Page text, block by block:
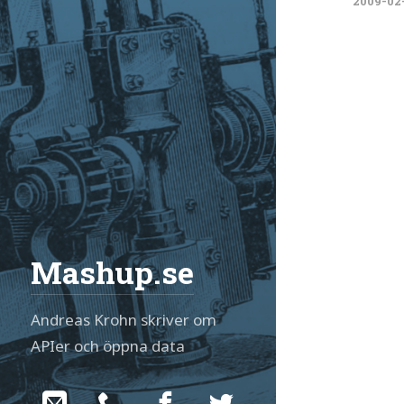
Mashup.se
Andreas Krohn skriver om
APIer och öppna data
Navigation:
Social: